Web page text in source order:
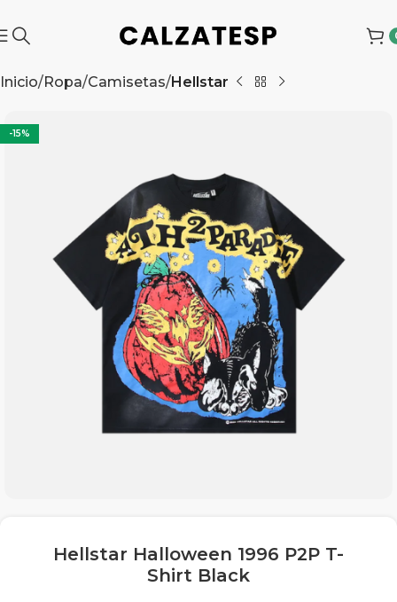
Inicio Ropa Camisetas Hellstar
-15%
Hellstar Halloween 1996 P2P T-
Shirt Black